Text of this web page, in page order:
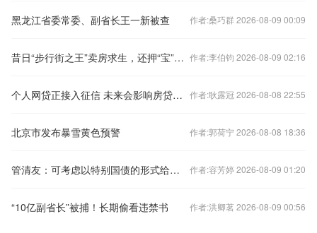
黑龙江省委常委、副省长王一新被查 作者:桑巧群 2026-08-09 00:09
昔日“步行街之王”卖房求生，还押“宝”千元羽绒服 作者:李伯钧 2026-08-09 02:16
个人网贷正接入征信 未来会影响房贷么？ 作者:耿露冠 2026-08-08 22:55
北京市发布暴雪黄色预警 作者:郭荷宁 2026-08-08 18:36
管清友：可考虑以特别国债的形式给老百姓发现金补贴 作者:容芳婷 2026-08-09 01:20
“10亿副省长”被捕！长期偷看违禁书 作者:洪卿茗 2026-08-09 00:56